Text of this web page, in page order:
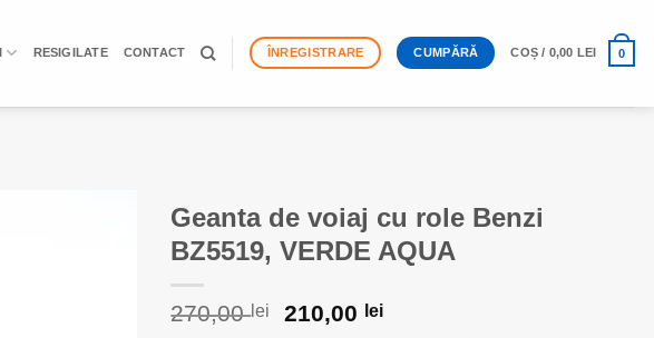
RESIGILATE CONTACT ÎNREGISTRARE CUMPĂRĂ COȘ / 0,00 LEI 0
Geanta de voiaj cu role Benzi
BZ5519, VERDE AQUA
270,00lei
Prețul
210,00 leiPrețul